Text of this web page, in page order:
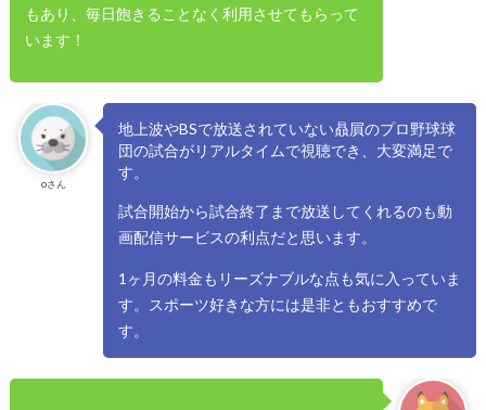
もあり、毎日飽きることなく利用させてもらって
います！
oさん
地上波やBSで放送されていない贔屓のプロ野球球
団の試合がリアルタイムで視聴でき、大変満足で
す。
試合開始から試合終了まで放送してくれるのも動
画配信サービスの利点だと思います。
1ヶ月の料金もリーズナブルな点も気に入っていま
す。スポーツ好きな方には是非ともおすすめで
す。